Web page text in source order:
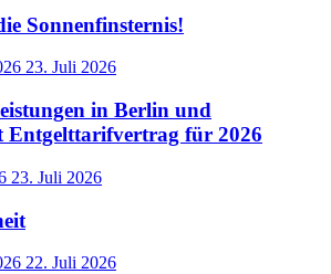
Sonnenfinsternis!
23. Juli 2026
in Berlin und
Entgelttarifvertrag für 2026
23. Juli 2026
22. Juli 2026